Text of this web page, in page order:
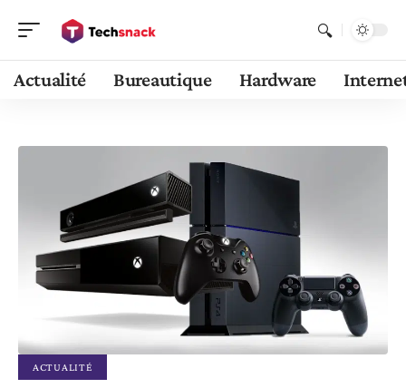
Actualité Bureautique Hardware
ACTUALITÉ